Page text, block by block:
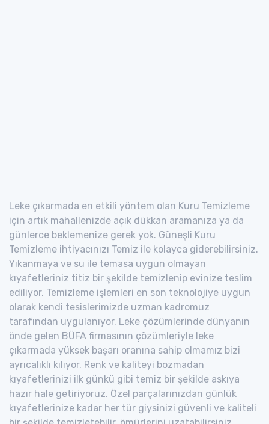
Leke çıkarmada en etkili yöntem olan Kuru Temizleme
için artık mahallenizde açık dükkan aramanıza ya da
günlerce beklemenize gerek yok. Güneşli Kuru
Temizleme ihtiyacınızı Temiz ile kolayca giderebilirsiniz.
Yıkanmaya ve su ile temasa uygun olmayan
kıyafetleriniz titiz bir şekilde temizlenip evinize teslim
ediliyor. Temizleme işlemleri en son teknolojiye uygun
olarak kendi tesislerimizde uzman kadromuz
tarafından uygulanıyor. Leke çözümlerinde dünyanın
önde gelen BÜFA firmasının çözümleriyle leke
çıkarmada yüksek başarı oranına sahip olmamız bizi
ayrıcalıklı kılıyor. Renk ve kaliteyi bozmadan
kıyafetlerinizi ilk günkü gibi temiz bir şekilde askıya
hazır hale getiriyoruz. Özel parçalarınızdan günlük
kıyafetlerinize kadar her tür giysinizi güvenli ve kaliteli